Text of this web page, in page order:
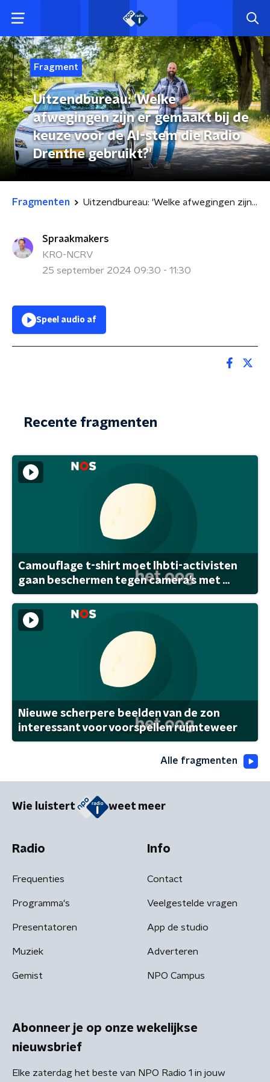
Fragment
Uitzendbureau: 'Welke
afwegingen zijn er gemaakt bij de
keuze voor de AI-stem die Radio
Drenthe gebruikt?'
Fragmenten Uitzendbureau: 'Welke afwegingen zijn er gemaakt bij de keuze voor de AI-stem die Radio Drenthe gebruikt?'
Spraakmakers
KRO-NCRV
25 september 2024 09:30 - 11:30
Speel audio af
Recente fragmenten
Camouflage t-shirt moet lhbti-activisten
gaan beschermen tegen camera's met ...
Nieuwe scherpere beelden van de zon
interessant voor voorspellen ruimteweer
Alle fragmenten
Wie luistert weet meer
Radio
Frequenties
Programma's
Presentatoren
Muziek
Gemist
Info
Contact
Veelgestelde vragen
App de studio
Adverteren
NPO Campus
Abonneer je op onze wekelijkse
nieuwsbrief
Elke zaterdag het beste van NPO Radio 1 in jouw